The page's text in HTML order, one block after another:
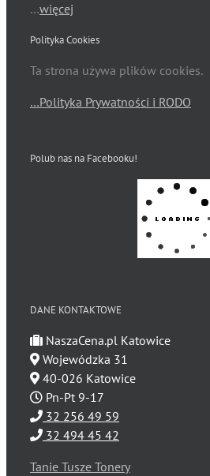
…więcej
Polityka Cookies
Ta strona używa plików cookies.
…Polityka Prywatności i RODO
Polub nas na Facebooku!
DANE KONTAKTOWE
NaszaCena.pl Katowice
Wojewódzka 31
40-026 Katowice
Pn-Pt 9-17
32 256 49 59
32 494 45 42
Tanie Tusze Tonery